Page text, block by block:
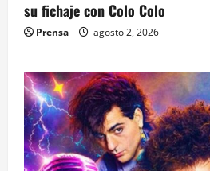
su fichaje con Colo Colo
Prensa agosto 2, 2026